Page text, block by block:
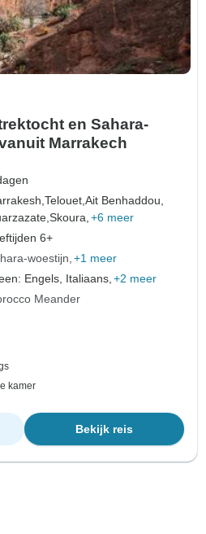
en Sahara-
Marrakech
Telouet,Ait Benhaddou,
Skoura, +6 meer
6+
woestijn +1 meer
Engels, Italiaans, +2 meer
Meander
kamer
Bekijk reis